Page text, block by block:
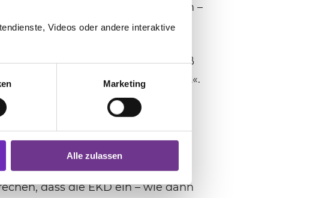
Videos oder andere interaktive
Marketing
Alle zulassen
– nicht nur unter den Theologen –
Bekenntnissynode am 31.
als blind und taub
Vorwurf stellen [müssten], daß
und unserem Volk gewesen ist«.
eigene Leiden im Blick auf das
zuletzt noch auf ein Votum Martin
Treysa im August 1945 die
machte er deutlich, dass
Kirchenleitungen verbleiben
dass die EKD ein – wie dann